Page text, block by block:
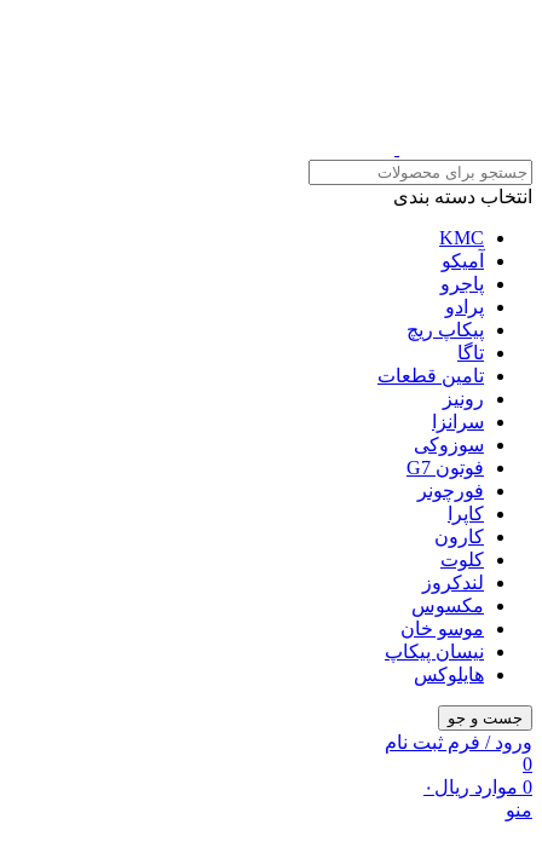
انتخاب دسته بندی
KMC
آمیکو
پاجرو
پرادو
پیکاپ ریچ
تاگا
تامین قطعات
رونیز
سرانزا
سوزوکی
فوتون G7
فورچونر
کاپرا
کارون
کلوت
لندکروز
مکسوس
موسو خان
نیسان پیکاپ
هایلوکس
جست و جو
ورود / فرم ثبت نام
0
0 موارد ریال ۰
منو